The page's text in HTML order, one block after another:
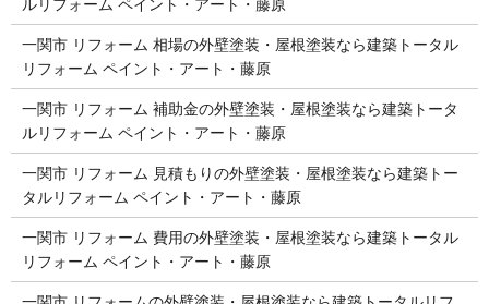
ルリフォーム ペイント・アート・藤原
一関市 リフォーム 相場の外壁塗装・屋根塗装なら建築トータル
リフォーム ペイント・アート・藤原
一関市 リフォーム 補助金の外壁塗装・屋根塗装なら建築トータ
ルリフォーム ペイント・アート・藤原
一関市 リフォーム 見積もりの外壁塗装・屋根塗装なら建築トー
タルリフォーム ペイント・アート・藤原
一関市 リフォーム 費用の外壁塗装・屋根塗装なら建築トータル
リフォーム ペイント・アート・藤原